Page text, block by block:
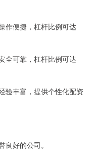
作便捷，杠杆比例可达
全可靠，杠杆比例可达
验丰富，提供个性化配资
好的公司。